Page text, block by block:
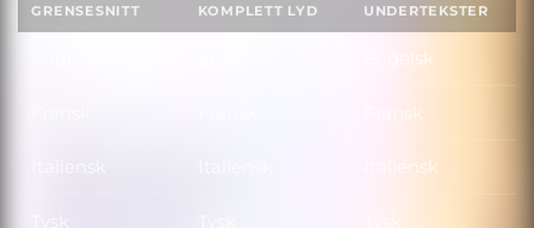
GRENSESNITT KOMPLETT LYD UNDERTEKSTER
Engelsk
Fransk
Italiensk